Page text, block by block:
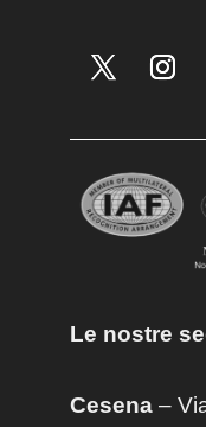
Le nostre
Cesena–